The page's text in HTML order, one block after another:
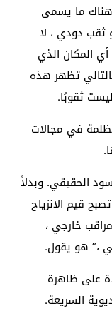
ما يسمى
ثقب دودي ، لا
المكان الذي
تظهر هذه
ثقوبًا.
في مجالات
الحقيقي. وبدلاً
قيم الانزياح
خارجي ،
،” هو يقول.
على ظاهرة
السريعة.